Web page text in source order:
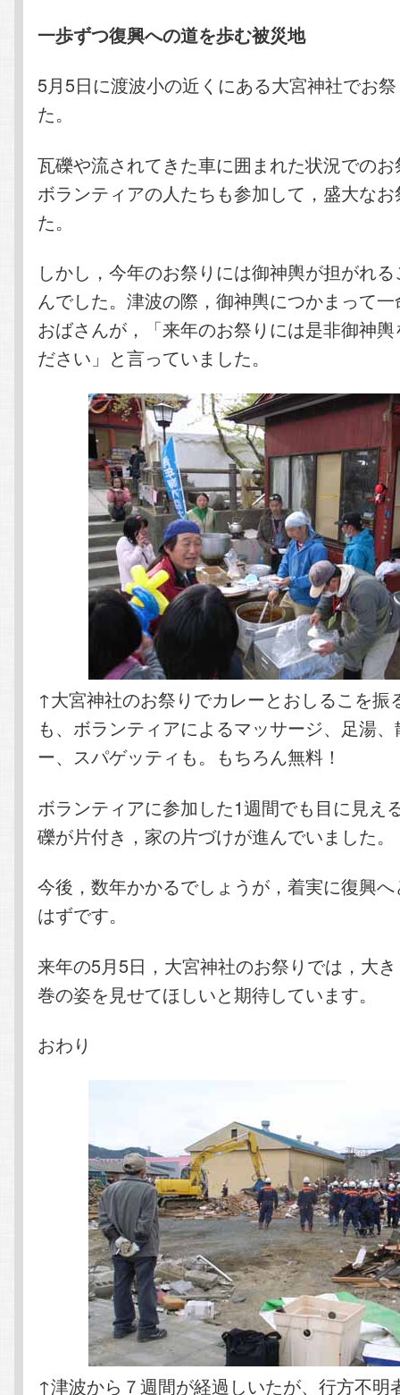
一歩ずつ復興への道を歩む被災地
5月5日に渡波小の近くにある大宮神社でお
た。
瓦礫や流されてきた車に囲まれた状況での
ボランティアの人たちも参加して，盛大な
た。
しかし，今年のお祭りには御神輿が担がれ
んでした。津波の際，御神輿につかまって
おばさんが，「来年のお祭りには是非御神
ださい」と言っていました。
↑大宮神社のお祭りでカレーとおしるこを振
も、ボランティアによるマッサージ、足湯
ー、スパゲッティも。もちろん無料！
ボランティアに参加した1週間でも目に見え
礫が片付き，家の片づけが進んでいました。
今後，数年かかるでしょうが，着実に復興
はずです。
来年の5月5日，大宮神社のお祭りでは，大
巻の姿を見せてほしいと期待しています。
おわり
↑津波から７週間が経過しいたが、行方不明